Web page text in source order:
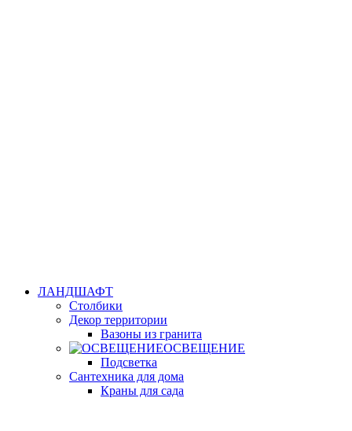
ЛАНДШАФТ
Столбики
Декор территории
Вазоны из гранита
ОСВЕЩЕНИЕ
Подсветка
Сантехника для дома
Краны для сада